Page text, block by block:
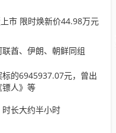
市 限时焕新价44.98万元
酋、伊朗、朝鲜同组
的6945937.07元，曾出
人》等
长大约半小时